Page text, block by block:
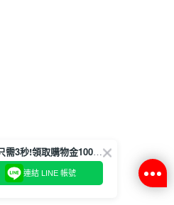
只需3秒!領取購物金100元💙
連結 LINE 帳號